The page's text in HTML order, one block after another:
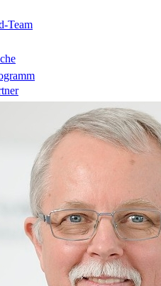
Team